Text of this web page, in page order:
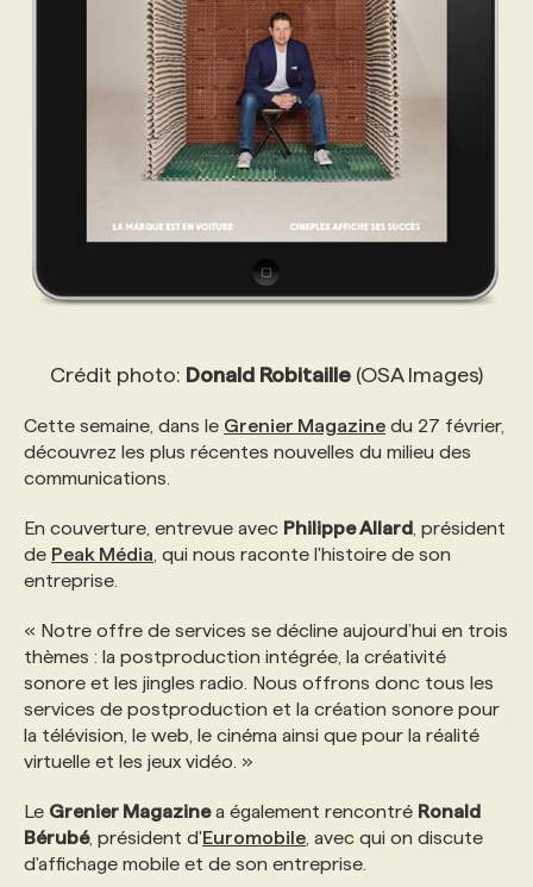
PROGRAMMES DE SUBVENTIONS
Crédit photo: Donald Robitaille (OSA Images)
Cette semaine, dans le Grenier Magazine du 27 février,
découvrez les plus récentes nouvelles du milieu des
communications.
En couverture, entrevue avec Philippe Allard , président
de Peak Média , qui nous raconte l'histoire de son
entreprise.
« Notre offre de services se décline aujourd’hui en trois
thèmes : la postproduction intégrée, la créativité
sonore et les jingles radio. Nous offrons donc tous les
services de postproduction et la création sonore pour
la télévision, le web, le cinéma ainsi que pour la réalité
virtuelle et les jeux vidéo. »
Le Grenier Magazinea également rencontré Ronald
Bérubé, président d'Euromobile , avec qui on discute
d'affichage mobile et de son entreprise.